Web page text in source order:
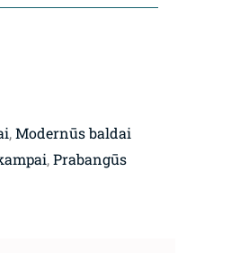
,Modernūs baldai
,Prabangūs